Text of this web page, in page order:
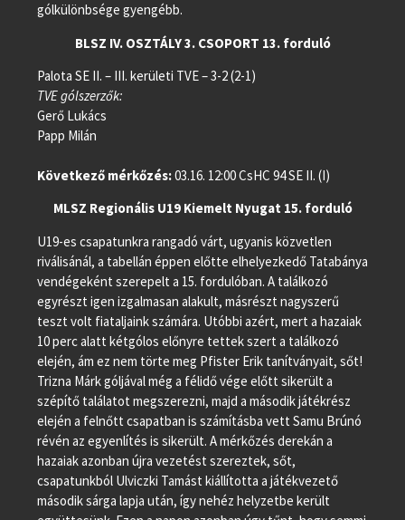
gólkülönbsége gyengébb.
BLSZ IV. OSZTÁLY 3. CSOPORT 13. forduló
Palota SE II. – III. kerületi TVE – 3-2 (2-1)
TVE gólszerzők:
Gerő Lukács
Papp Milán
Következő mérkőzés:03.16. 12:00 CsHC 94 SE II. (I)
MLSZ Regionális U19 Kiemelt Nyugat 15. forduló
U19-es csapatunkra rangadó várt, ugyanis közvetlen
riválisánál, a tabellán éppen előtte elhelyezkedő Tatabánya
vendégeként szerepelt a 15. fordulóban. A találkozó
egyrészt igen izgalmasan alakult, másrészt nagyszerű
teszt volt fiataljaink számára. Utóbbi azért, mert a hazaiak
10 perc alatt kétgólos előnyre tettek szert a találkozó
elején, ám ez nem törte meg Pfister Erik tanítványait, sőt!
Trizna Márk góljával még a félidő vége előtt sikerült a
szépítő találatot megszerezni, majd a második játékrész
elején a felnőtt csapatban is számításba vett Samu Brúnó
révén az egyenlítés is sikerült. A mérkőzés derekán a
hazaiak azonban újra vezetést szereztek, sőt,
csapatunkból Ulviczki Tamást kiállította a játékvezető
második sárga lapja után, így nehéz helyzetbe került